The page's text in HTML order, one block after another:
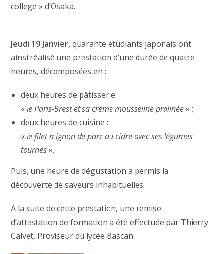
college » d’Osaka.
Jeudi 19 Janvier,quarante étudiants japonais ont
ainsi réalisé une prestation d’une durée de quatre
heures, décomposées en :
deux heures de pâtisserie :
«le Paris-Brest et sa crème mousseline pralinée» ;
deux heures de cuisine :
«le filet mignon de porc au cidre avec ses légumes
tournés».
Puis, une heure de dégustation a permis la
découverte de saveurs inhabituelles.
A la suite de cette prestation, une remise
d’attestation de formation a été effectuée par Thierry
Calvet, Proviseur du lycée Bascan.